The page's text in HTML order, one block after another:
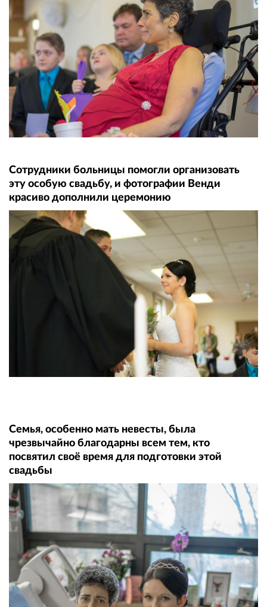
Сотрудники больницы помогли организовать
эту особую свадьбу, и фотографии Венди
красиво дополнили церемонию
Семья, особенно мать невесты, была
чрезвычайно благодарны всем тем, кто
посвятил своё время для подготовки этой
свадьбы